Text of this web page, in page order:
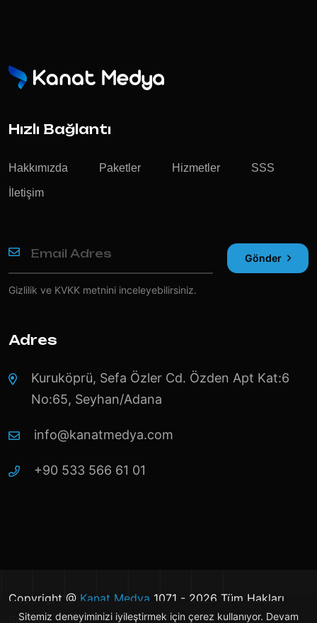
Hızlı Bağlantı
Hakkımızda Paketler Hizmetler SSS
İletişim
Gönder
Gizlilik ve KVKK metnini inceleyebilirsiniz.
Adres
Kuruköprü, Sefa Özler Cd. Özden Apt Kat:6
No:65, Seyhan/Adana
info@kanatmedya.com
+90 533 566 61 01
Copyright @ Kanat Medya 1071 - 2026 Tüm Hakları
Saklıdır
Sitemiz deneyiminizi iyileştirmek için çerez kullanıyor. Devam